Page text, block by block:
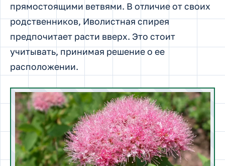
прямостоящими ветвями. В отличие от своих
родственников, Иволистная спирея
предпочитает расти вверх. Это стоит
учитывать, принимая решение о ее
расположении.